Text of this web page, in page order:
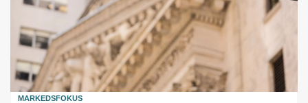
MARKEDSFOKUS